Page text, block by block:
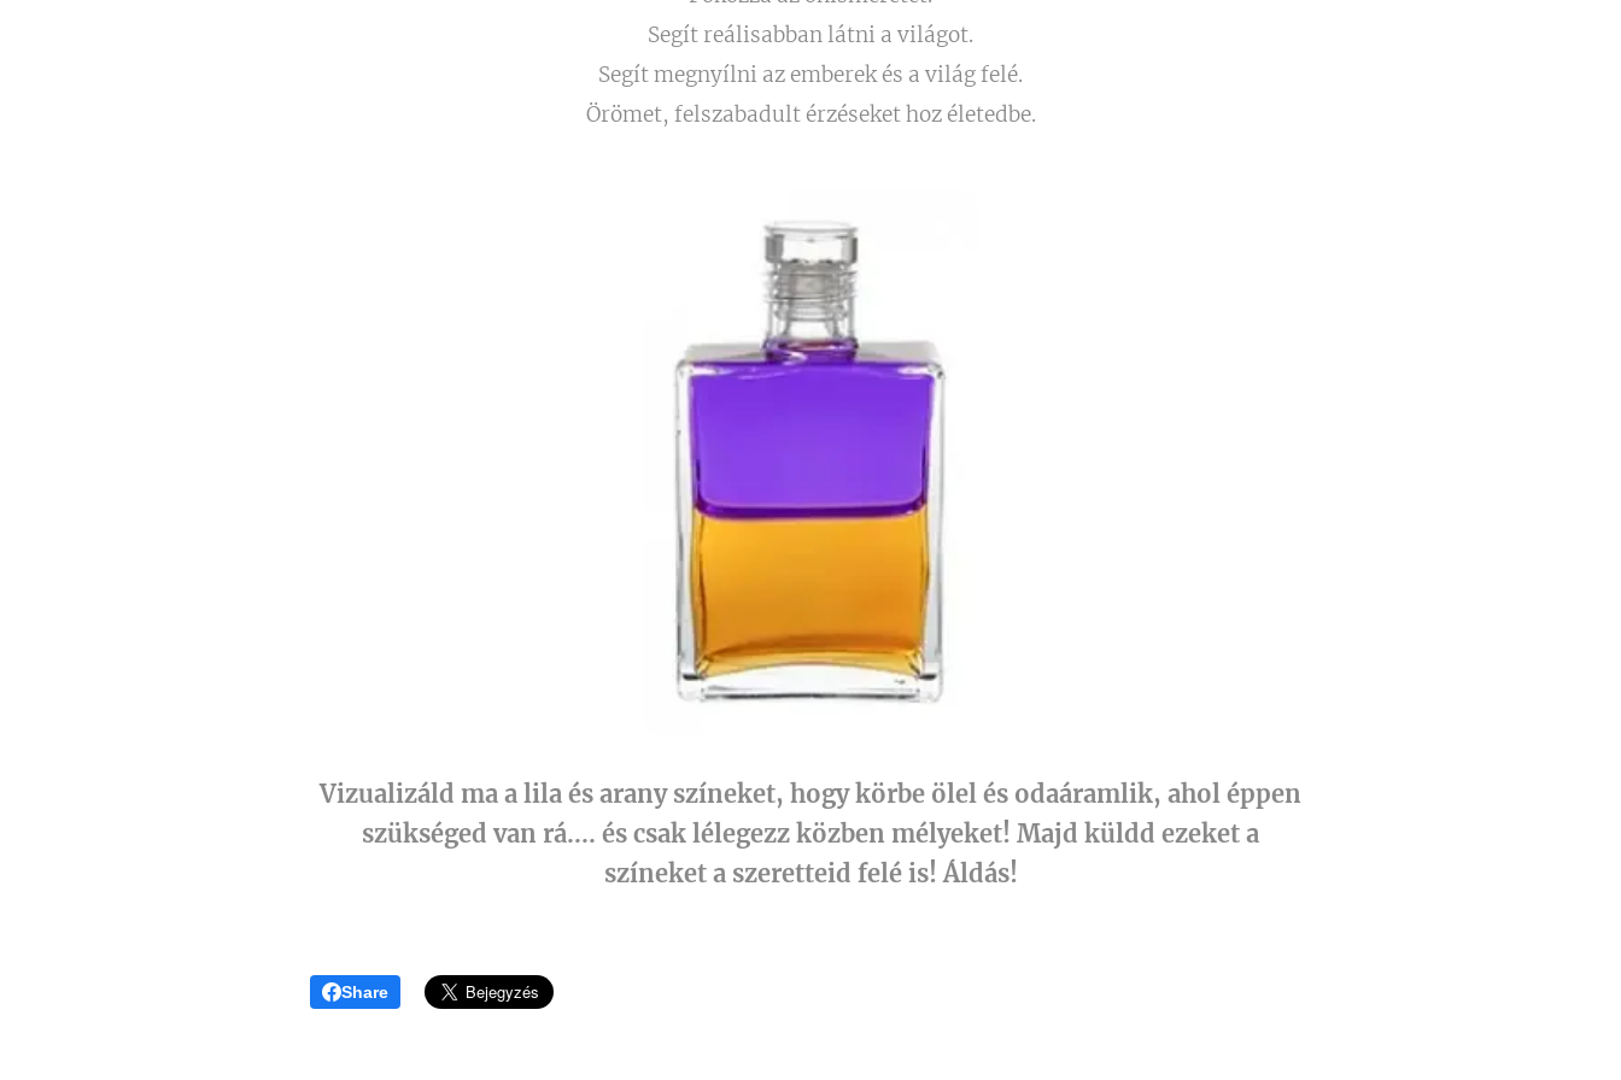
Segít reálisabban látni a világot.
Segít megnyílni az emberek és a világ felé.
Örömet, felszabadult érzéseket hoz életedbe.
Vizualizáld ma a lila és arany színeket, hogy körbe ölel és odaáramlik, ahol éppen
szükséged van rá.... és csak lélegezz közben mélyeket! Majd küldd ezeket a
színeket a szeretteid felé is! Áldás!
Share